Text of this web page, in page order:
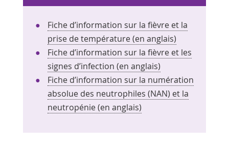
Fiche d’information sur la fièvre et la
prise de température (en anglais)Le
lien
dans
une
Fiche d’information sur la fièvre et les
signes d’infection (en anglais)Le
lien
s'ouvre
Fiche d’information sur la numération
absolue des neutrophiles (NAN) et la
neutropénie (en anglais)Le